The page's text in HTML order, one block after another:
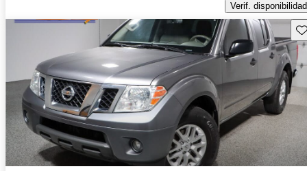
Verif. disponibilidad